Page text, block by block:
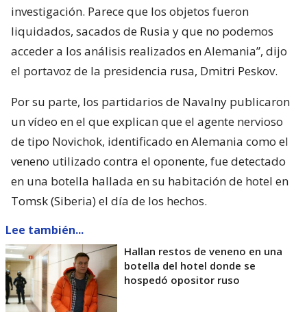
investigación. Parece que los objetos fueron
liquidados, sacados de Rusia y que no podemos
acceder a los análisis realizados en Alemania”, dijo
el portavoz de la presidencia rusa, Dmitri Peskov.
Por su parte, los partidarios de Navalny publicaron
un vídeo en el que explican que el agente nervioso
de tipo Novichok, identificado en Alemania como el
veneno utilizado contra el oponente, fue detectado
en una botella hallada en su habitación de hotel en
Tomsk (Siberia) el día de los hechos.
Lee también...
Hallan restos de veneno en una
botella del hotel donde se
hospedó opositor ruso